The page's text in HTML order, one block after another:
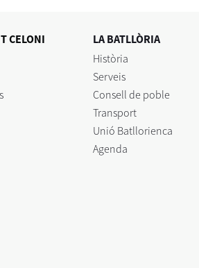
CELONI
LA BATLLÒRIA
Història
Serveis
Consell de poble
Transport
Unió Batllorienca
Agenda